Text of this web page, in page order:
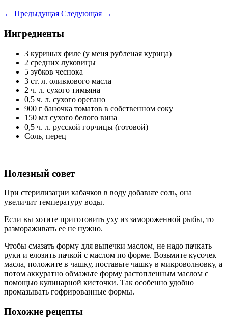
← Предыдущая Следующая →
Ингредиенты
3 куриных филе (у меня рубленая курица)
2 средних луковицы
5 зубков чеснока
3 ст. л. оливкового масла
2 ч. л. сухого тимьяна
0,5 ч. л. сухого орегано
900 г баночка томатов в собственном соку
150 мл сухого белого вина
0,5 ч. л. русской горчицы (готовой)
Соль, перец
Полезный совет
При стерилизации кабачков в воду добавьте соль, она
увеличит температуру воды.
Если вы хотите приготовить уху из замороженной рыбы, то
размораживать ее не нужно.
Чтобы смазать форму для выпечки маслом, не надо пачкать
руки и елозить пачкой с маслом по форме. Возьмите кусочек
масла, положите в чашку, поставьте чашку в микроволновку, а
потом аккуратно обмажьте форму растопленным маслом с
помощью кулинарной кисточки. Так особенно удобно
промазывать гофрированные формы.
Похожие рецепты